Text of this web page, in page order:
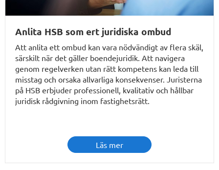
Anlita HSB som ert juridiska ombud
Att anlita ett ombud kan vara nödvändigt av flera skäl,
särskilt när det gäller boendejuridik. Att navigera
genom regelverken utan rätt kompetens kan leda till
misstag och orsaka allvarliga konsekvenser. Juristerna
på HSB erbjuder professionell, kvalitativ och hållbar
juridisk rådgivning inom fastighetsrätt.
Läs mer